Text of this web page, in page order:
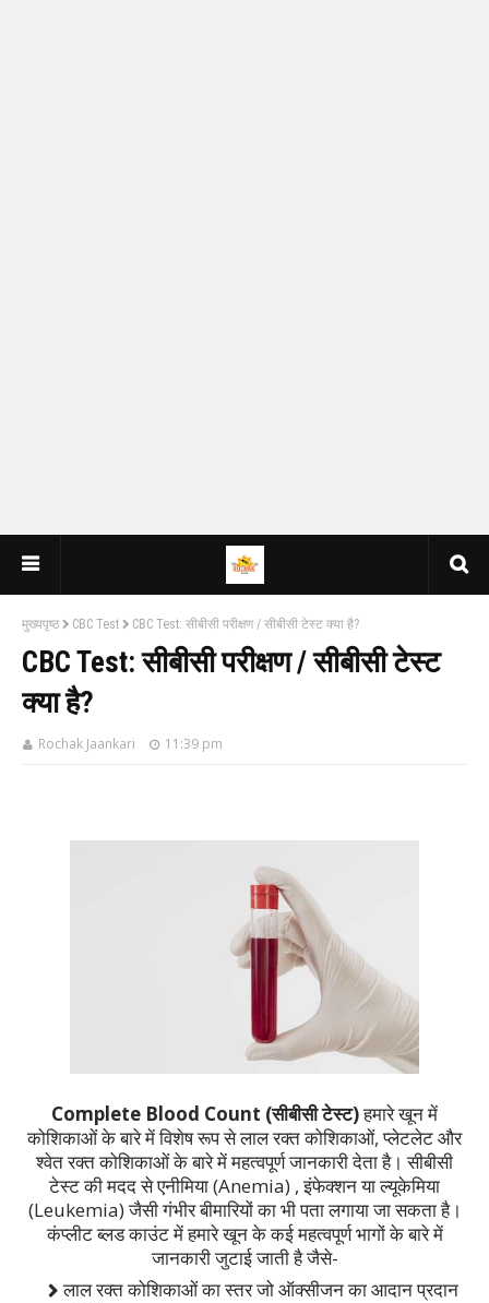
मुख्यपृष्ठ CBC Test CBC Test: सीबीसी परीक्षण / सीबीसी टेस्ट क्या है?
CBC Test: सीबीसी परीक्षण / सीबीसी टेस्ट
क्या है?
Rochak Jaankari 11:39 pm
Complete Blood Count (सीबीसी टेस्ट)हमारे खून में
कोशिकाओं के बारे में विशेष रूप से लाल रक्त कोशिकाओं, प्लेटलेट और
श्वेत रक्त कोशिकाओं के बारे में महत्वपूर्ण जानकारी देता है। सीबीसी
टेस्ट की मदद से एनीमिया (Anemia) , इंफेक्शन या ल्यूकेमिया
(Leukemia) जैसी गंभीर बीमारियों का भी पता लगाया जा सकता है।
कंप्लीट ब्लड काउंट में हमारे खून के कई महत्वपूर्ण भागों के बारे में
जानकारी जुटाई जाती है जैसे-
लाल रक्त कोशिकाओं का स्तर जो ऑक्सीजन का आदान प्रदान